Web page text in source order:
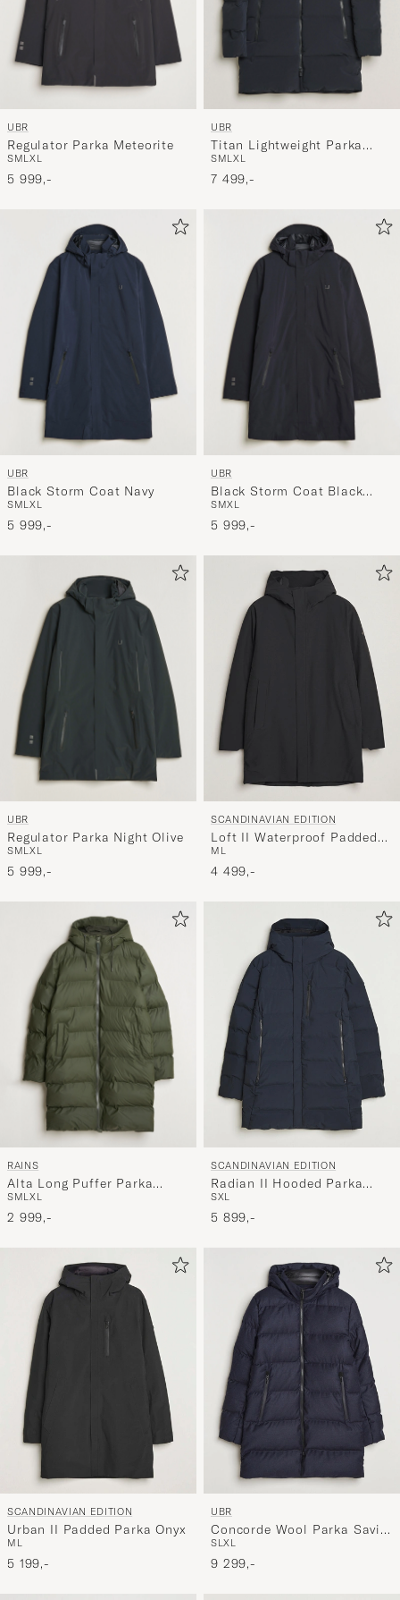
UBR
Regulator Parka Meteorite
SMLXL
5 999,-
UBR
Titan Lightweight Parka
Black
SMLXL
7 499,-
UBR
Black Storm Coat Navy
SMLXL
5 999,-
UBR
Black Storm Coat Black
Storm
SMXL
5 999,-
UBR
Regulator Parka Night Olive
SMLXL
5 999,-
SCANDINAVIAN EDITION
Loft II Waterproof Padded
Coat Onyx
M L
4 499,-
RAINS
Alta Long Puffer Parka
Green
SMLXL
2 999,-
SCANDINAVIAN EDITION
Radian II Hooded Parka
Midnight Blue
SXL
5 899,-
SCANDINAVIAN EDITION
Urban II Padded Parka Onyx
M L
5 199,-
UBR
Concorde Wool Parka Savile
Dark Navy Melange
SLXL
9 299,-